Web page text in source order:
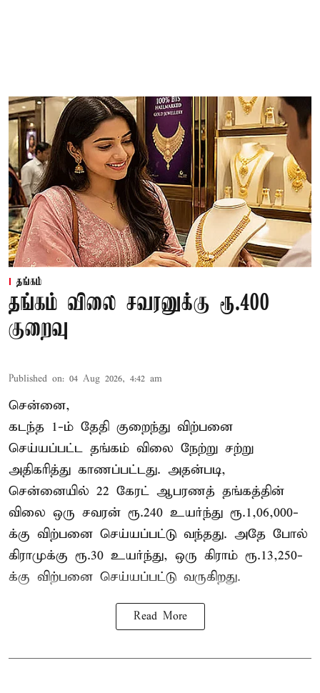
தங்கம்
தங்கம் விலை சவரனுக்கு ரூ.400
குறைவு
Published on: 04 Aug 2026, 4:42 am
சென்னை,
கடந்த 1-ம் தேதி குறைந்து விற்பனை
செய்யப்பட்ட தங்கம் விலை நேற்று சற்று
அதிகரித்து காணப்பட்டது. அதன்படி,
சென்னையில் 22 கேரட் ஆபரணத் தங்கத்தின்
விலை ஒரு சவரன் ரூ.240 உயர்ந்து ரூ.1,06,000-
க்கு விற்பனை செய்யப்பட்டு வந்தது. அதே போல்
கிராமுக்கு ரூ.30 உயர்ந்து, ஒரு கிராம் ரூ.13,250-
க்கு விற்பனை செய்யப்பட்டு வருகிறது.
Read More